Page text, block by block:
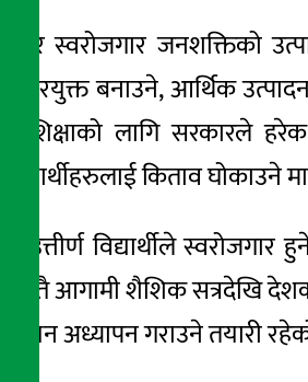
र स्वरोजगार
बनाउने, आर्थिक
शिक्षाको लागि सरकारले
विद्यार्थीहरुलाई किताव
उत्तीर्ण विद्यार्थीले
। यस्तै आगामी शैशिक सत्रदेखि
अध्यापन गराउने तयारी